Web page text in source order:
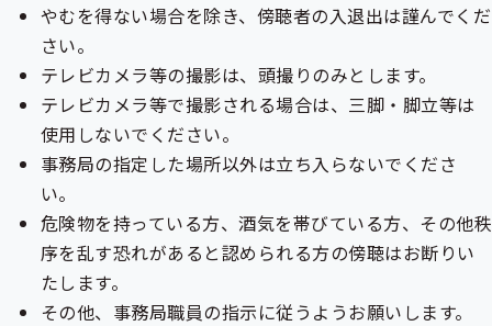
やむを得ない場合を除き、傍聴者の入退出は謹んでくだ
さい。
テレビカメラ等の撮影は、頭撮りのみとします。
テレビカメラ等で撮影される場合は、三脚・脚立等は
使用しないでください。
事務局の指定した場所以外は立ち入らないでくださ
い。
危険物を持っている方、酒気を帯びている方、その他秩
序を乱す恐れがあると認められる方の傍聴はお断りい
たします。
その他、事務局職員の指示に従うようお願いします。